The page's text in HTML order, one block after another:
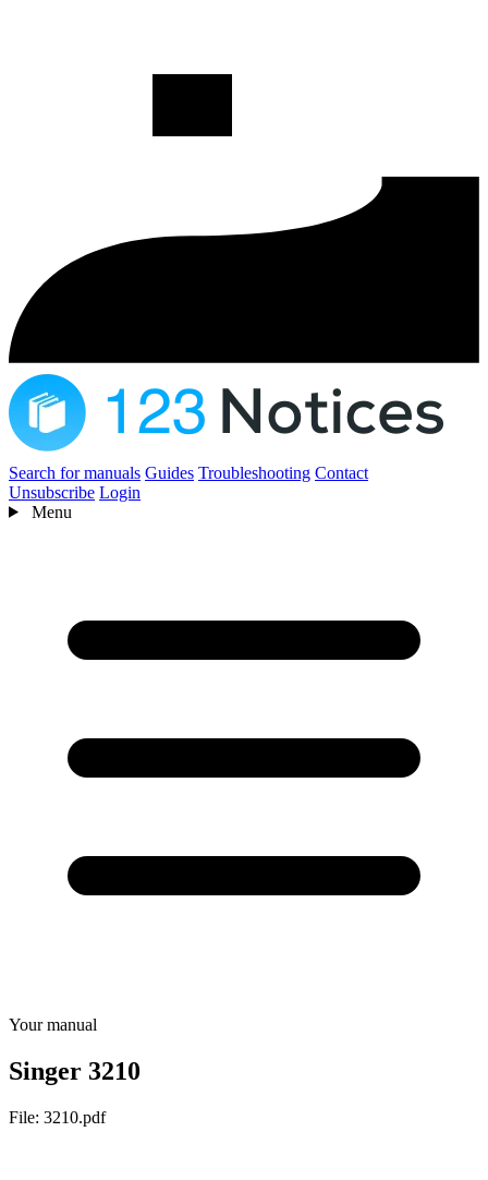
Search for manuals Guides Troubleshooting Contact
Unsubscribe Login
Menu
Your manual
Singer 3210
File: 3210.pdf